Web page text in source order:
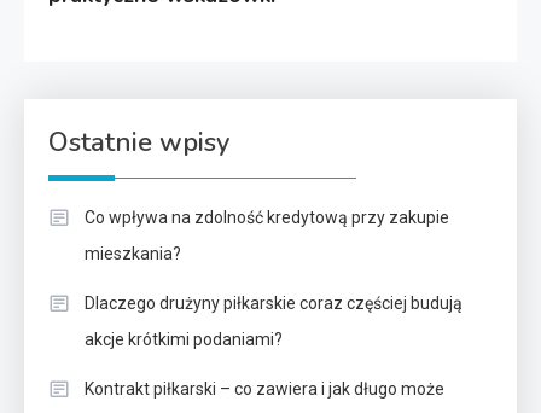
Ostatnie wpisy
Co wpływa na zdolność kredytową przy zakupie
mieszkania?
Dlaczego drużyny piłkarskie coraz częściej budują
akcje krótkimi podaniami?
Kontrakt piłkarski – co zawiera i jak długo może